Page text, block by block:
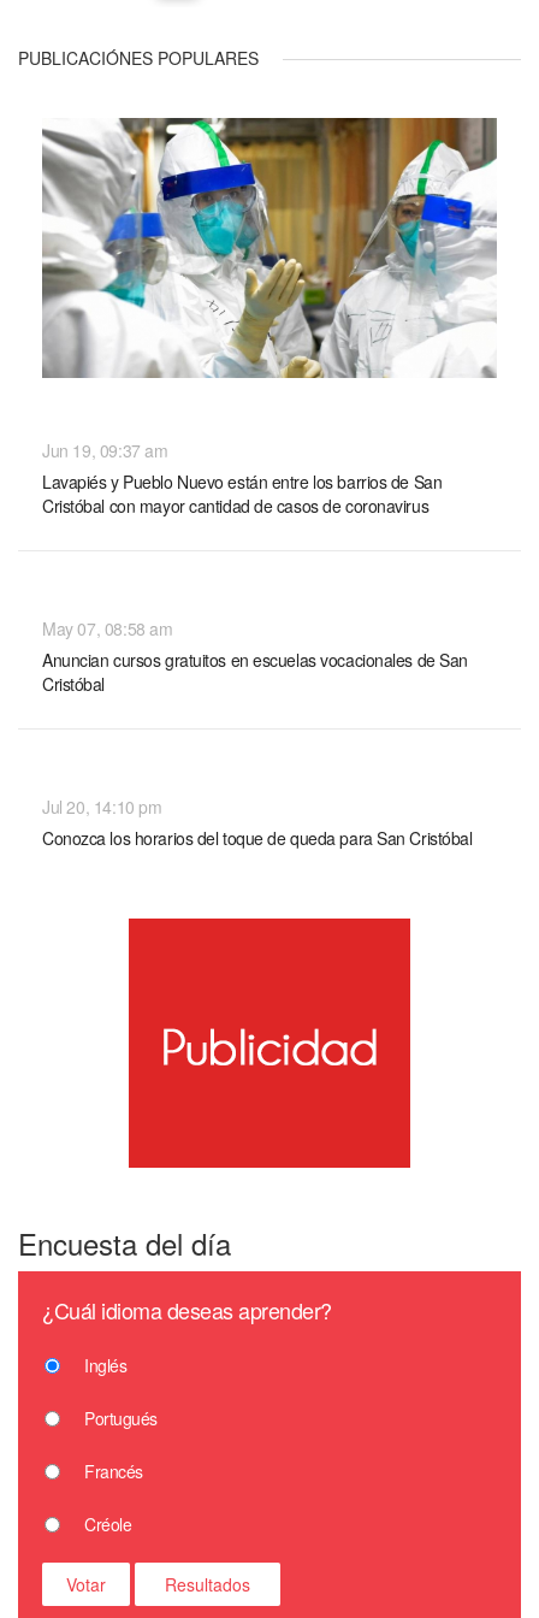
PUBLICACIÓNES POPULARES
Jun 19, 09:37 am
Lavapiés y Pueblo Nuevo están entre los barrios de San
Cristóbal con mayor cantidad de casos de coronavirus
May 07, 08:58 am
Anuncian cursos gratuitos en escuelas vocacionales de San
Cristóbal
Jul 20, 14:10 pm
Conozca los horarios del toque de queda para San Cristóbal
Encuesta del día
¿Cuál idioma deseas aprender?
Inglés
Portugués
Francés
Créole